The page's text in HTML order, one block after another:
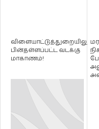
விளையாட்டுத்துறையிலும்
பின்தள்ளப்பட்ட வடக்கு
மாகாணம்!